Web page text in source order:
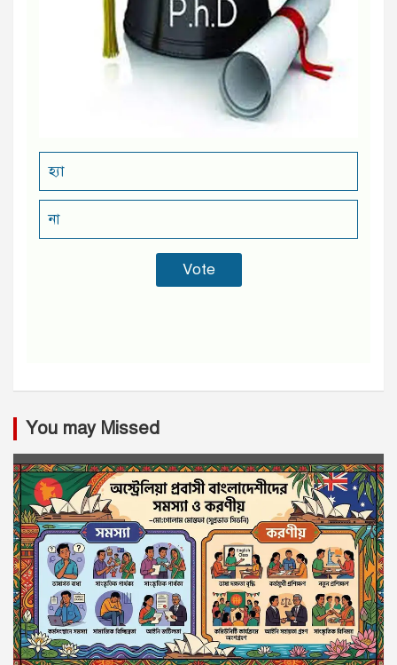
হ্যা
না
You may Missed